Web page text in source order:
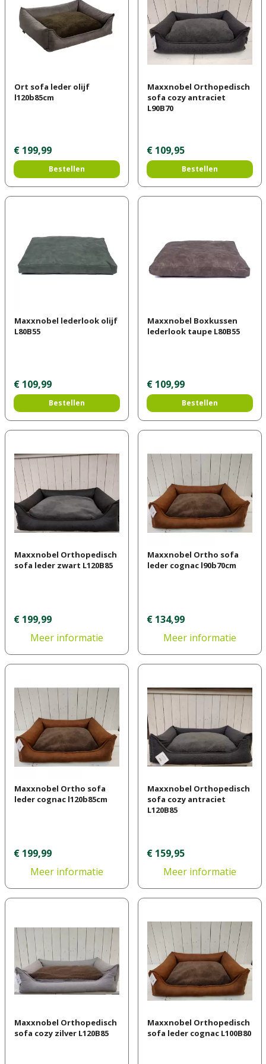
Ort sofa leder olijf
l120b85cm
€ 199,99
Bestellen
Maxxnobel Orthopedisch
sofa cozy antraciet
L90B70
€ 109,95
Bestellen
Maxxnobel lederlook olijf
L80B55
€ 109,99
Bestellen
Maxxnobel Boxkussen
lederlook taupe L80B55
€ 109,99
Bestellen
Maxxnobel Orthopedisch
sofa leder zwart L120B85
€ 199,99
Meer informatie
Maxxnobel Ortho sofa
leder cognac l90b70cm
€ 134,99
Meer informatie
Maxxnobel Ortho sofa
leder cognac l120b85cm
€ 199,99
Meer informatie
Maxxnobel Orthopedisch
sofa cozy antraciet
L120B85
€ 159,95
Meer informatie
Maxxnobel Orthopedisch
sofa cozy zilver L120B85
Maxxnobel Orthopedisch
sofa leder cognac L100B80